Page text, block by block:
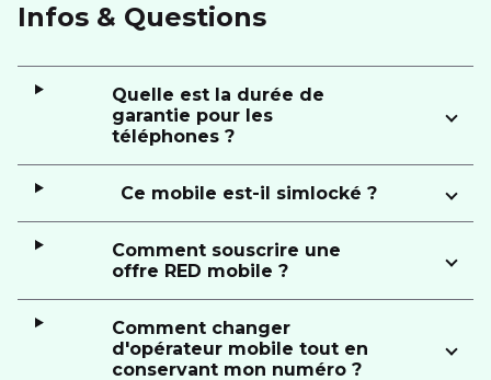
Infos & Questions
Quelle est la durée de
garantie pour les
téléphones ?
Ce mobile est-il simlocké ?
Comment souscrire une
offre RED mobile ?
Comment changer
d'opérateur mobile tout en
conservant mon numéro ?